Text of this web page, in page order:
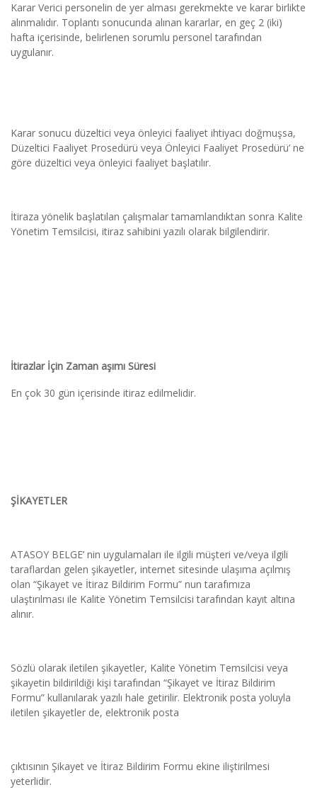
Karar Verici personelin de yer alması gerekmekte ve karar birlikte
alınmalıdır. Toplantı sonucunda alınan kararlar, en geç 2 (iki)
hafta içerisinde, belirlenen sorumlu personel tarafından
uygulanır.
Karar sonucu düzeltici veya önleyici faaliyet ihtiyacı doğmuşsa,
Düzeltici Faaliyet Prosedürü veya Önleyici Faaliyet Prosedürü’ ne
göre düzeltici veya önleyici faaliyet başlatılır.
İtiraza yönelik başlatılan çalışmalar tamamlandıktan sonra Kalite
Yönetim Temsilcisi, itiraz sahibini yazılı olarak bilgilendirir.
İtirazlar İçin Zaman aşımı Süresi
En çok 30 gün içerisinde itiraz edilmelidir.
ŞİKAYETLER
ATASOY BELGE’ nin uygulamaları ile ilgili müşteri ve/veya ilgili
taraflardan gelen şikayetler, internet sitesinde ulaşıma açılmış
olan “Şikayet ve İtiraz Bildirim Formu” nun tarafımıza
ulaştırılması ile Kalite Yönetim Temsilcisi tarafından kayıt altına
alınır.
Sözlü olarak iletilen şikayetler, Kalite Yönetim Temsilcisi veya
şikayetin bildirildiği kişi tarafından “Şikayet ve İtiraz Bildirim
Formu” kullanılarak yazılı hale getirilir. Elektronik posta yoluyla
iletilen şikayetler de, elektronik posta
çıktısının Şikayet ve İtiraz Bildirim Formu ekine iliştirilmesi
yeterlidir.